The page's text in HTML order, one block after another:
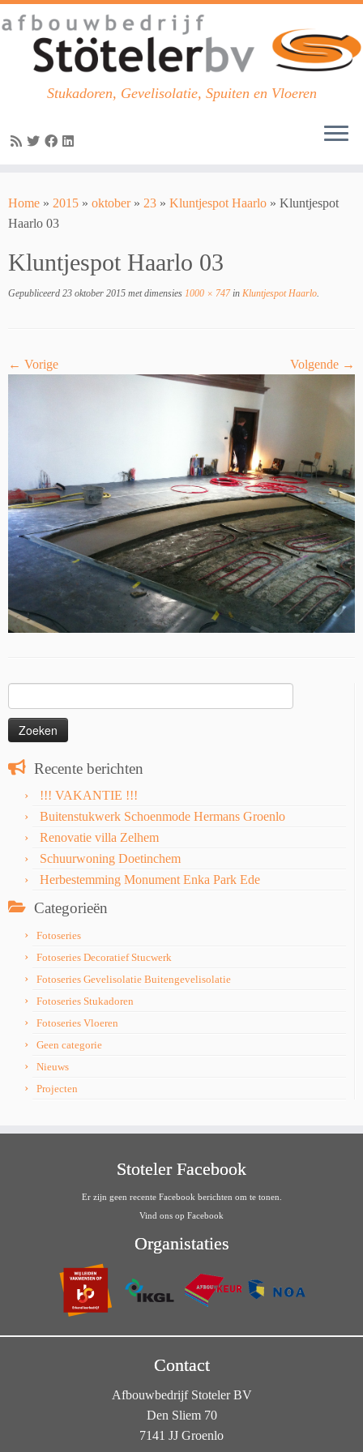
to
content
Stukadoren, Gevelisolatie, Spuiten en Vloeren
Home » 2015 » oktober » 23 » Kluntjespot Haarlo » Kluntjespot
Haarlo 03
Kluntjespot Haarlo 03
Gepubliceerd 23 oktober 2015 met dimensies 1000 × 747in Kluntjespot Haarlo
← Vorige Volgende →
naar:
Recente berichten
!!! VAKANTIE !!!
Buitenstukwerk Schoenmode Hermans Groenlo
Renovatie villa Zelhem
Schuurwoning Doetinchem
Herbestemming Monument Enka Park Ede
Categorieën
Fotoseries
Fotoseries Decoratief Stucwerk
Fotoseries Gevelisolatie Buitengevelisolatie
Fotoseries Stukadoren
Fotoseries Vloeren
Geen categorie
Nieuws
Projecten
Stoteler Facebook
Er zijn geen recente Facebook berichten om te tonen.
Vind ons op Facebook
Organistaties
Contact
Afbouwbedrijf Stoteler BV
Den Sliem 70
7141 JJ Groenlo